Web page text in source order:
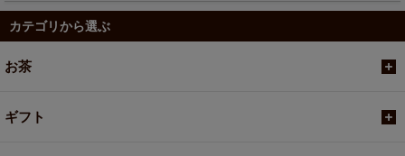
カテゴリから選ぶ
お茶
ギフト